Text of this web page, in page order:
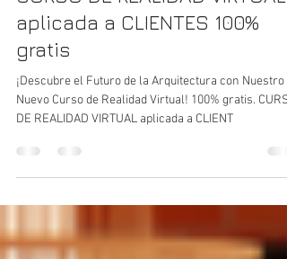
2 min de lectura
CURSO DE REALIDAD VIRTUAL
aplicada a CLIENTES 100%
gratis
¡Descubre el Futuro de la Arquitectura con Nuestro
Nuevo Curso de Realidad Virtual! 100% gratis.